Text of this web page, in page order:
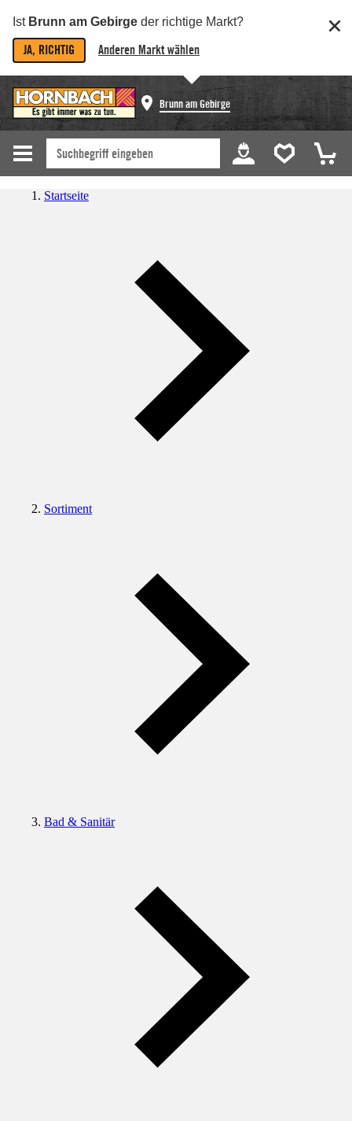
Ist Brunn am Gebirge der richtige Markt?
JA, RICHTIG Anderen Markt wählen
Brunn am Gebirge
Startseite
Sortiment
Bad & Sanitär